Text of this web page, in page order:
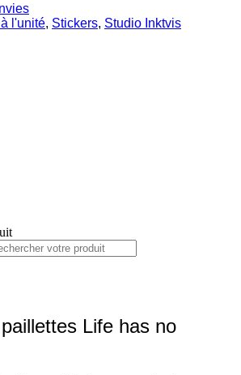
l'unité, Stickers, Studio Inktvis
Life has no